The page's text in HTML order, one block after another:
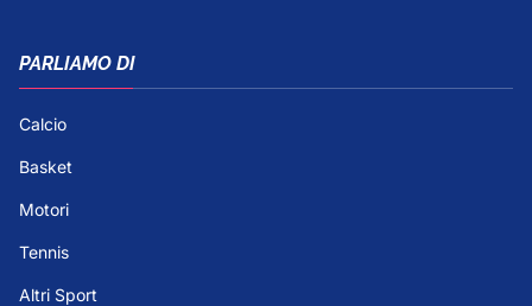
PARLIAMO DI
Calcio
Basket
Motori
Tennis
Altri Sport